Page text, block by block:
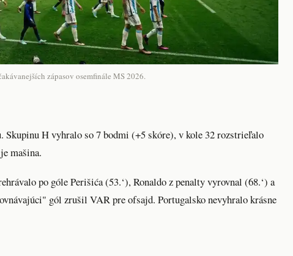
zápasov osemfinále MS 2026.
Skupinu H vyhralo so 7 bodmi (+5 skóre), v kole 32 rozstrieľalo
mašina.
po góle Perišića (53.‘), Ronaldo z penalty vyrovnal (68.‘) a
gól zrušil VAR pre ofsajd. Portugalsko nevyhralo krásne